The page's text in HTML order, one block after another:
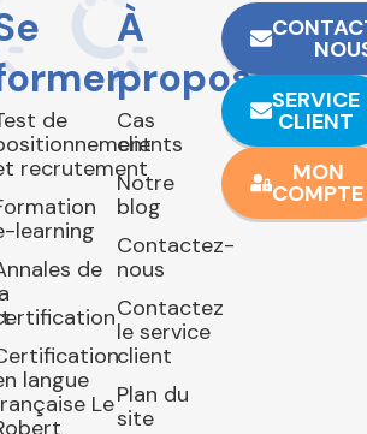
de
recrutement
learning
de
langue
Le
À
propos
Cas
clients
Notre
blog
Contactez-
nous
Contactez
le service
client
Plan du
site
SERVICE
CLIENT
MON
COMPTE